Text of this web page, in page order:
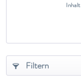
Inhalt
Filtern